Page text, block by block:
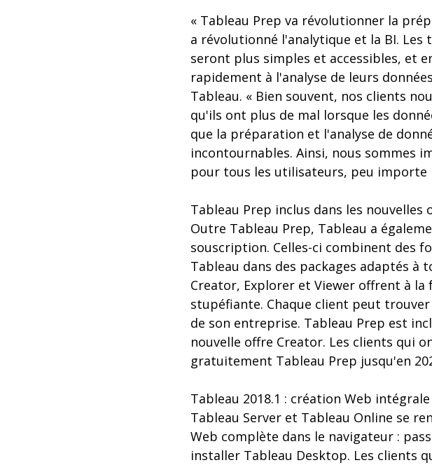
« Tableau Prep va révolutionner la
a révolutionné l'analytique et la BI.
seront plus simples et accessibles, et
rapidement à l'analyse de leurs
Tableau. « Bien souvent, nos clients
qu'ils ont plus de mal lorsque les
que la préparation et l'analyse de
incontournables. Ainsi, nous sommes
pour tous les utilisateurs, peu importe
Tableau Prep inclus dans les
Outre Tableau Prep, Tableau a
souscription. Celles-ci combinent des
Tableau dans des packages adaptés
Creator, Explorer et Viewer offrent à
stupéfiante. Chaque client peut
de son entreprise. Tableau Prep est
nouvelle offre Creator. Les clients qui
gratuitement Tableau Prep jusqu'en
Tableau 2018.1 : création Web
Tableau Server et Tableau Online se
Web complète dans le navigateur :
installer Tableau Desktop. Les clients